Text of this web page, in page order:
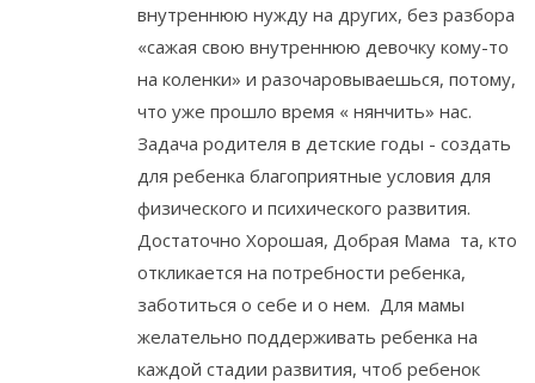
внутреннюю нужду на других, без разбора
«сажая свою внутреннюю девочку кому-то
на коленки» и разочаровываешься, потому,
что уже прошло время « нянчить» нас.
Задача родителя в детские годы - создать
для ребенка благоприятные условия для
физического и психического развития.
Достаточно Хорошая, Добрая Мама та, кто
откликается на потребности ребенка,
заботиться о себе и о нем. Для мамы
желательно поддерживать ребенка на
каждой стадии развития, чтоб ребенок